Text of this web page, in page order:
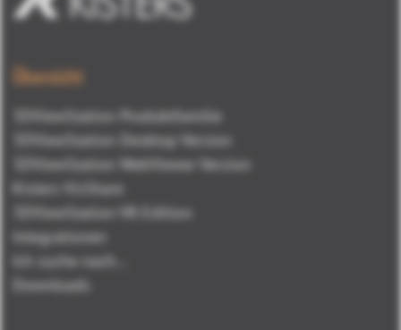
Übersicht
3DViewStation Produktfamilie
3DViewStation Desktop Version
3DViewStation WebViewer Version
Kisters VisShare
3DViewStation VR-Edition
Integrationen
Ich suche nach...
Downloads